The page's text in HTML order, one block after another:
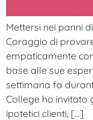
Mettersi nei panni
Coraggio di
empaticamente
base alle sue
settimana fa
College ho invitato
ipotetici clienti, […]